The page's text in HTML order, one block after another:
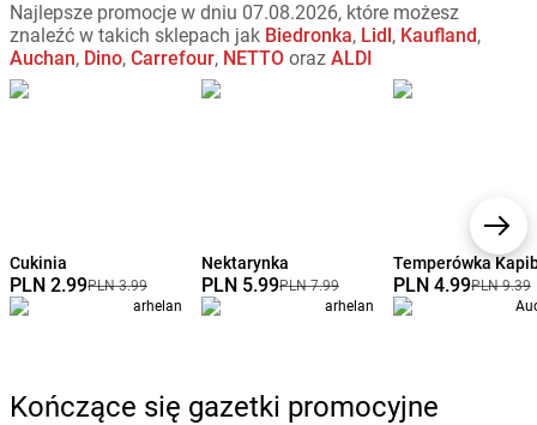
Najlepsze promocje w dniu 07.08.2026, które możesz
znaleźć w takich sklepach jak Biedronka, Lidl, Kaufland,
Auchan, Dino, Carrefour, NETTO oraz ALDI
Cukinia
PLN 2.99PLN 3.99
arhelan
Nektarynka
PLN 5.99PLN 7.99
arhelan
Temperówka
PLN 4.99PLN 9.39
Kończące się gazetki promocyjne